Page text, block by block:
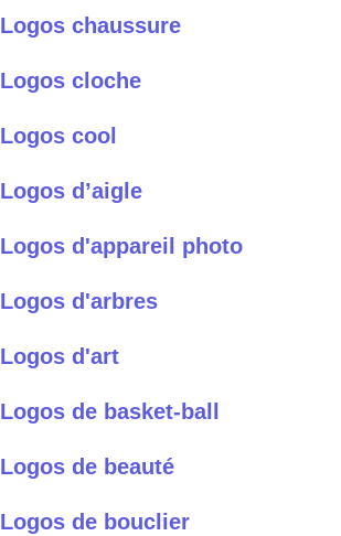
Logos chaussure
Logos cloche
Logos cool
Logos d’aigle
Logos d'appareil photo
Logos d'arbres
Logos d'art
Logos de basket-ball
Logos de beauté
Logos de bouclier